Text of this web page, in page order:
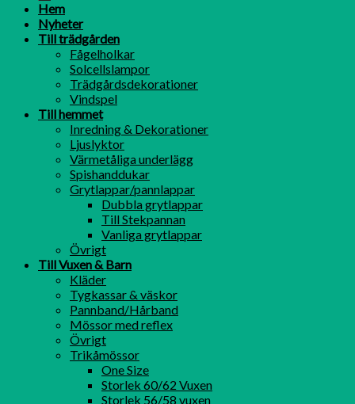
Hem
Nyheter
Till trädgården
Fågelholkar
Solcellslampor
Trädgårdsdekorationer
Vindspel
Till hemmet
Inredning & Dekorationer
Ljuslyktor
Värmetåliga underlägg
Spishanddukar
Grytlappar/pannlappar
Dubbla grytlappar
Till Stekpannan
Vanliga grytlappar
Övrigt
Till Vuxen & Barn
Kläder
Tygkassar & väskor
Pannband/Hårband
Mössor med reflex
Övrigt
Trikåmössor
One Size
Storlek 60/62 Vuxen
Storlek 56/58 vuxen